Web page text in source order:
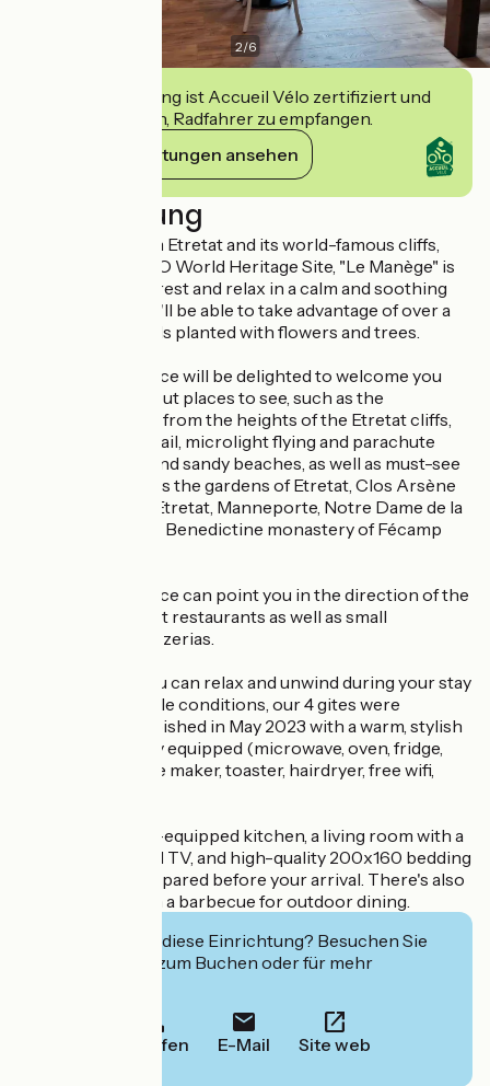
2/6
Diese Einrichtung ist Accueil Vélo zertifiziert und
verpflichtet sich, Radfahrer zu empfangen.
Ihre Verpflichtungen ansehen
Beschreibung
Located 5km from Etretat and its world-famous cliffs,
listed as a UNESCO World Heritage Site, "Le Manège" is
the ideal place to rest and relax in a calm and soothing
environment. You'll be able to take advantage of over a
hectare of grounds planted with flowers and trees.
Virginie and Fabrice will be delighted to welcome you
and tell you all about places to see, such as the
exceptional views from the heights of the Etretat cliffs,
the GR21 hiking trail, microlight flying and parachute
jumping, pebble and sandy beaches, as well as must-see
attractions such as the gardens of Etretat, Clos Arsène
LUPIN, Aiguille d'Etretat, Manneporte, Notre Dame de la
Garde church, the Benedictine monastery of Fécamp
Virginie and Fabrice can point you in the direction of the
best local gourmet restaurants as well as small
brasseries and pizzerias.
To ensure that you can relax and unwind during your stay
in the best possible conditions, our 4 gites were
completely refurbished in May 2023 with a warm, stylish
decor and are fully equipped (microwave, oven, fridge,
dishwasher, coffee maker, toaster, hairdryer, free wifi,
You'll enjoy a fully-equipped kitchen, a living room with a
large-screen Qled TV, and high-quality 200x160 bedding
that we'll have prepared before your arrival. There's also
a garden area with a barbecue for outdoor dining.
Interessiert Sie diese Einrichtung? Besuchen Sie
deren Website zum Buchen oder für mehr
Anrufen E-Mail Site web